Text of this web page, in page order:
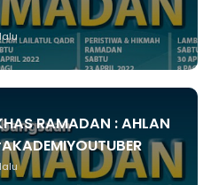
RAMADAN : AHLAN